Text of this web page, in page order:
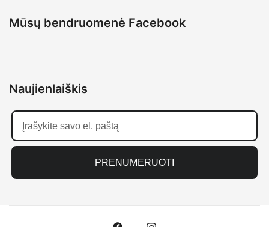
Mūsų bendruomenė Facebook
Naujienlaiškis
PRENUMERUOTI